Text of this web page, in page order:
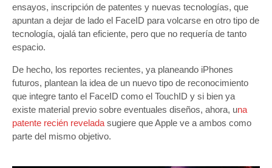
ensayos, inscripción de patentes y nuevas tecnologías, que
apuntan a dejar de lado el FaceID para volcarse en otro tipo de
tecnología, ojalá tan eficiente, pero que no requería de tanto
espacio.
De hecho, los reportes recientes, ya planeando iPhones
futuros, plantean la idea de un nuevo tipo de reconocimiento
que integre tanto el FaceID como el TouchID y si bien ya
existe material previo sobre eventuales diseños, ahora, una
patente recién revelada sugiere que Apple ve a ambos como
parte del mismo objetivo.